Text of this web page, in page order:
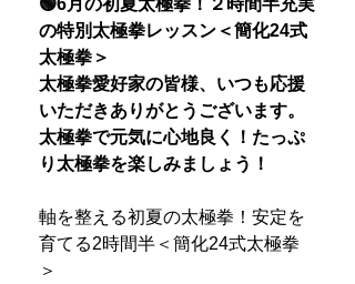
🟢6月の初夏太極拳！２時間半充実
の特別太極拳レッスン＜簡化24式
太極拳＞
太極拳愛好家の皆様、いつも応援
いただきありがとうございます。
太極拳で元気に心地良く！たっぷ
り太極拳を楽しみましょう！
軸を整える初夏の太極拳！安定を
育てる2時間半＜簡化24式太極拳
＞